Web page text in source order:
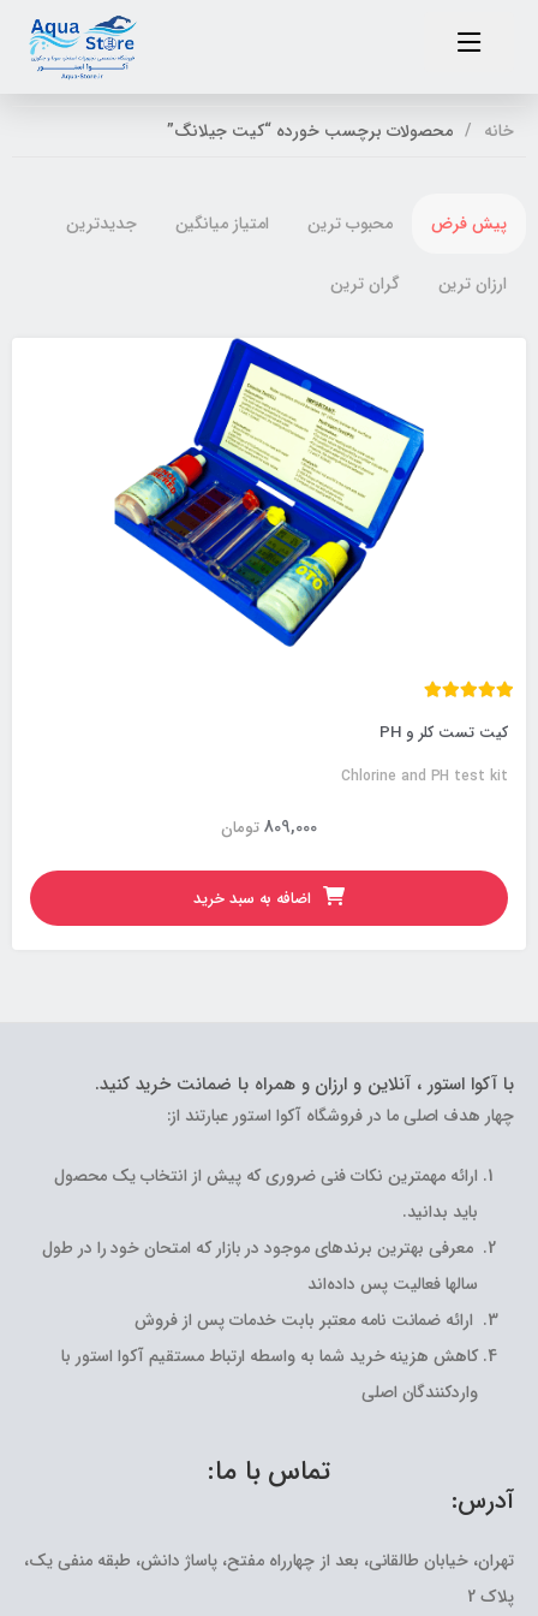
خانه محصولات برچسب خورده “کیت جیلانگ”
پیش فرض محبوب ترین امتیاز میانگین جدیدترین
ارزان ترین گران ترین
کیت تست کلر و PH
Chlorine and PH test kit
تومان809,000
اضافه به سبد خرید
با آکوا استور ، آنلاین و ارزان و همراه با ضمانت خرید کنید.
چهار هدف اصلی ما در فروشگاه آکوا استور عبارتند از:
ارائه مهمترین نکات فنی ضروری که پیش از انتخاب یک محصول
باید بدانید.
معرفی بهترین برندهای موجود در بازار که امتحان خود را در طول
سالها فعالیت پس داده‌اند
ارائه ضمانت نامه معتبر بابت خدمات پس از فروش
کاهش هزینه خرید شما به واسطه ارتباط مستقیم آکوا استور با
واردکنندگان اصلی
تماس با ما:
آدرس:
تهران، خیابان طالقانی، بعد از چهارراه مفتح، پاساژ دانش، طبقه منفی یک،
پلاک 2